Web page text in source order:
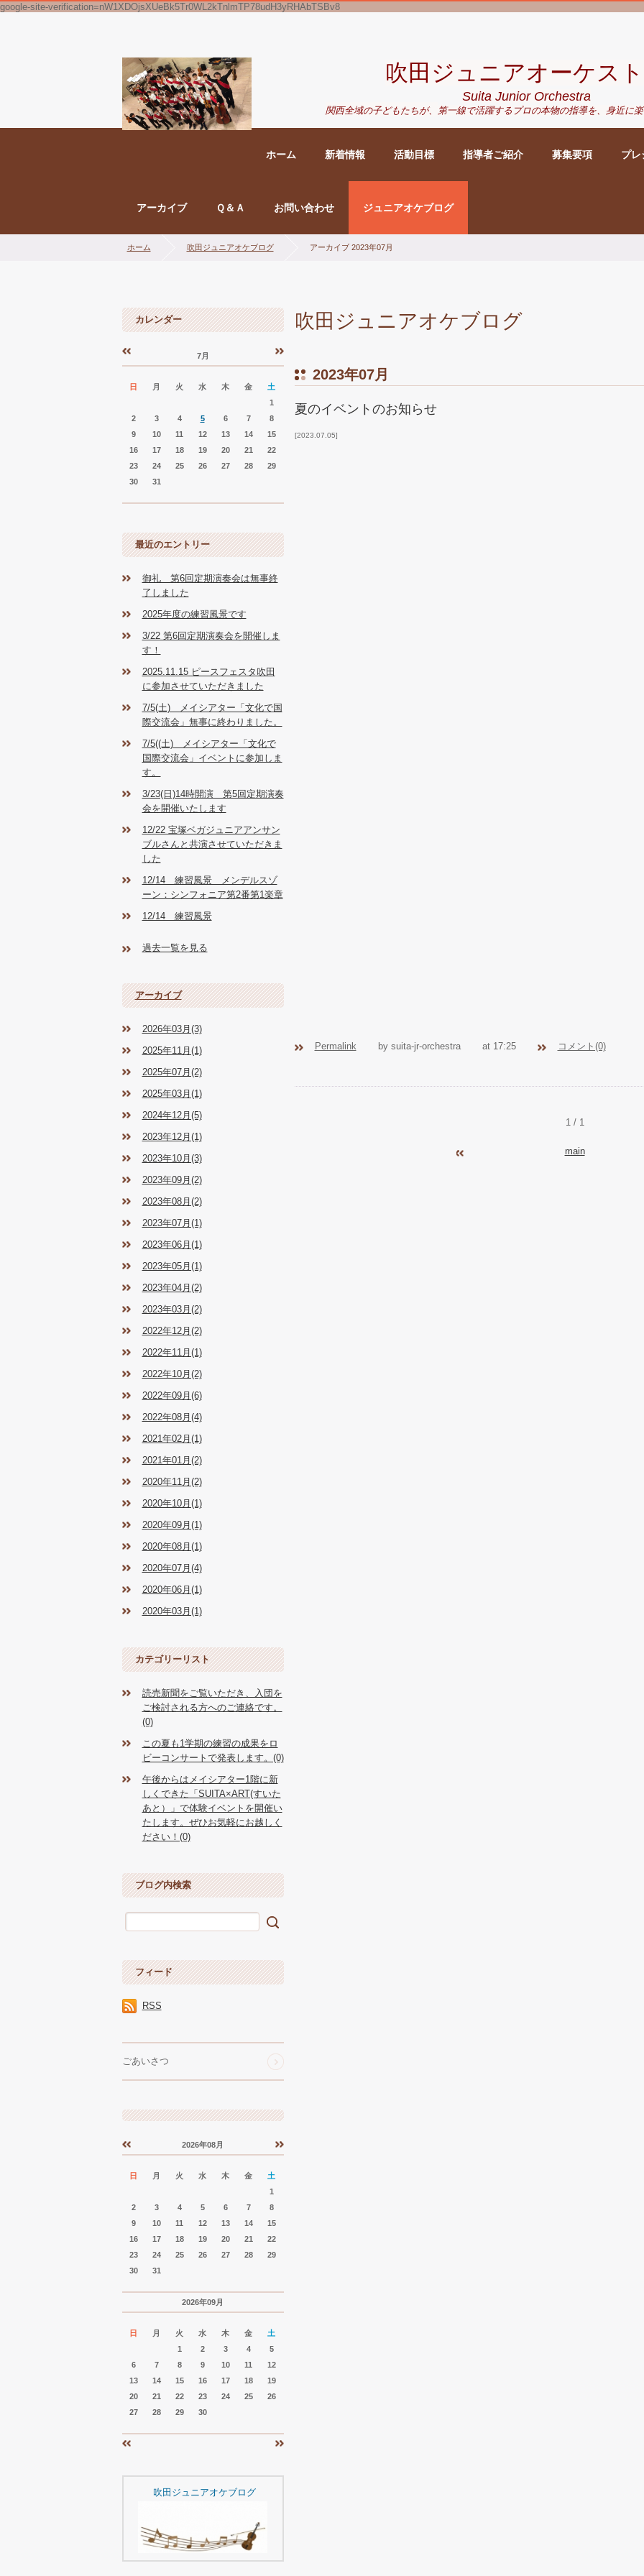
google-site-verification=nW1XDOjsXUeBk5Tr0WL2kTnlmTP78udH3yRHAbTSBv8
吹田ジュニアオーケス
Suita Junior Orchestra
関西全域の子どもたちが、 第一線で活躍するプロの本物の指導を、身近に
ホーム 新着情報 活動目標 指導者ご紹介 募集要項 プレ
アーカイブ Ｑ＆Ａ お問い合わせ ジュニアオケブログ
ホーム 吹田ジュニアオケブログ アーカイブ 2023年07月
吹田ジュニアオケブログ
2023年07月
2023.07.05
夏のイベントのお知らせ
Permalink by suita-jr-orchestra at 17:25 コメント(0)
1 / 1
main
カレンダー
«
7月
»
日 月 火 水 木 金
土
1
2
3 4 5 6 7
8
9
10 11 12 13 14
15
16
17 18 19 20 21
22
23
24 25 26 27 28
29
30
31
最近のエントリー
御礼 第6回定期演奏会は無事終
了しました
2025年度の練習風景です
3/22 第6回定期演奏会を開催しま
す！
2025.11.15 ピースフェスタ吹田
に参加させていただきました
7/5(土) メイシアター「文化で国
際交流会」無事に終わりました。
7/5((土) メイシアター「文化で
国際交流会」イベントに参加しま
す。
3/23(日)14時開演 第5回定期演奏
会を開催いたします
12/22 宝塚ベガジュニアアンサン
ブルさんと共演させていただきま
した
12/14 練習風景 メンデルスゾ
ーン：シンフォニア第2番第1楽章
12/14 練習風景
過去一覧を見る
アーカイブ
2026年03月(3)
2025年11月(1)
2025年07月(2)
2025年03月(1)
2024年12月(5)
2023年12月(1)
2023年10月(3)
2023年09月(2)
2023年08月(2)
2023年07月(1)
2023年06月(1)
2023年05月(1)
2023年04月(2)
2023年03月(2)
2022年12月(2)
2022年11月(1)
2022年10月(2)
2022年09月(6)
2022年08月(4)
2021年02月(1)
2021年01月(2)
2020年11月(2)
2020年10月(1)
2020年09月(1)
2020年08月(1)
2020年07月(4)
2020年06月(1)
2020年03月(1)
カテゴリーリスト
読売新聞をご覧いただき、入団を
ご検討される方へのご連絡です。
(0)
この夏も1学期の練習の成果をロ
ビーコンサートで発表します。(0)
午後からはメイシアター1階に新
しくできた「SUITA×ART(すいた
あと）」で体験イベントを開催い
たします。ぜひお気軽にお越しく
ださい！(0)
ブログ内検索
フィード
RSS
ごあいさつ
« »
2026年08月
日 月 火 水 木 金
土
1
2
3 4 5 6 7
8
9
10 11 12 13 14
15
16
17 18 19 20 21
22
23
24 25 26 27 28
29
30
31
2026年09月
日 月 火 水 木 金
土
1
2 3 4
5
6
7 8 9 10 11
12
13
14 15 16 17 18
19
20
21 22 23 24 25
26
27
28 29 30
吹田ジュニアオケブログ